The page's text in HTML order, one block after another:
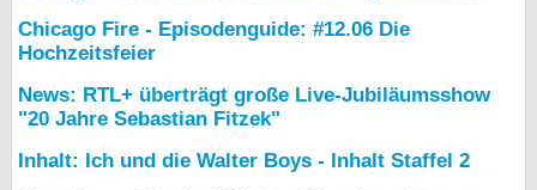
Chicago Fire - Episodenguide: #12.06 Die
Hochzeitsfeier
News: RTL+ überträgt große Live-Jubiläumsshow
"20 Jahre Sebastian Fitzek"
Inhalt: Ich und die Walter Boys - Inhalt Staffel 2